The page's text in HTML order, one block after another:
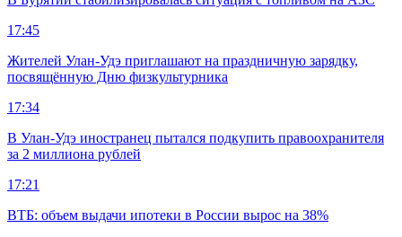
17:45
Жителей Улан-Удэ приглашают на праздничную зарядку,
посвящённую Дню физкультурника
17:34
В Улан-Удэ иностранец пытался подкупить правоохранителя
за 2 миллиона рублей
17:21
ВТБ: объем выдачи ипотеки в России вырос на 38%